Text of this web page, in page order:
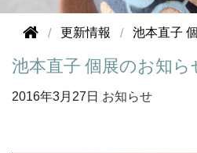
更新情報 池本直子
池本直子 個展のお知ら
2016年3月27日 お知らせ